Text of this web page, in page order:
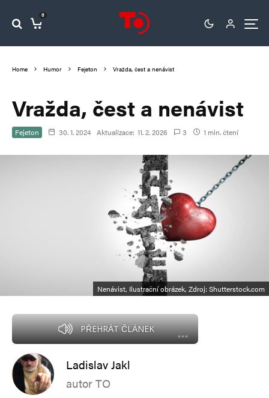
0
Home Humor Fejeton Vražda, čest a nenávist
Vražda, čest a nenávist
Fejeton 30. 1. 2024 Aktualizace: 11. 2. 2026 3 1 min. čtení
Nenávist, Ilustrační obrázek, Zdroj: Shutterstock.com
PŘEHRÁT ČLÁNEK
Ladislav Jakl
autor TO